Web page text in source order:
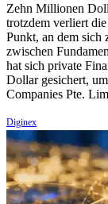
Zehn Millionen
trotzdem verliert
Punkt, an dem sich
zwischen
hat sich private
Dollar gesichert,
Companies Pte.
Diginex